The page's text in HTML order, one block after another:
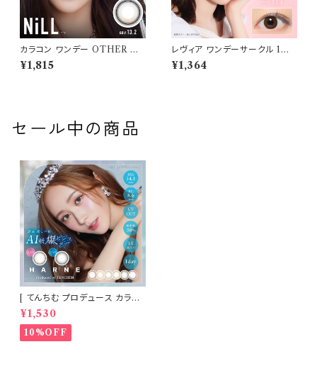
カラコン ワンデー OTHER ア
ザー 【COLOR：NiLL - ニル
(ブラウン)】NEWデビュー 1day
¥1,815
レヴィア ワンデーサークル 1箱1
0枚入 【COLOR：シャイブラウ
ン】14.1mm ReVIA 1day CIR
¥1,364
セール中の商品
[ てんちむ プロデュース カラコ
ン ] HARNE (ハルネ) ワンデー
1day 10枚入り （当日発送） 1da
y
¥1,530
10%OFF